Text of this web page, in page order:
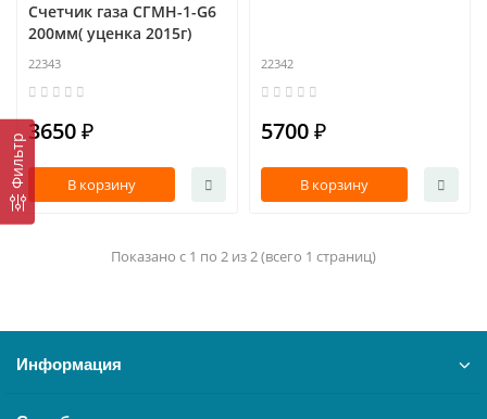
Фильтр
Счетчик газа СГМН-1-G6
200мм( уценка 2015г)
22343
3650 ₽
В корзину
22342
5700 ₽
В корзину
Показано с 1 по 2 из 2 (всего 1 страниц)
Информация